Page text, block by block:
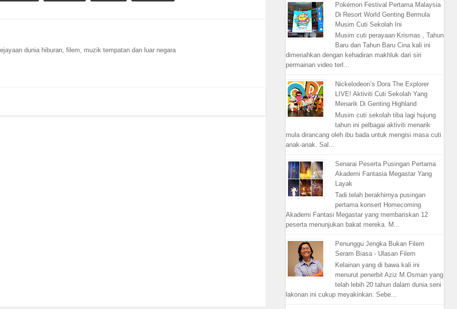
dunia hiburan, filem, muzik tempatan dan luar negara
Pokémon Festival Pertama Malaysia
Di Resort World Genting Bermula
Musim Cuti Sekolah Ini
Musim cuti perayaan Krismas , Tahun
Baru dan Tahun Baru Cina kali ini
dimeriahkan dengan kehadiran makhluk dari siri
permainan video terl...
Nickelodeon’s Dora The Explorer
LIVE! Aktiviti Cuti Sekolah Yang
Menarik Di Genting Highland
Musim cuti sekolah tiba lagi hujung
tahun ini pelbagai aktiviti menarik
mula dirancang oleh ibu bada untuk mengisi masa cuti
anak-anak. Sal...
Senarai Peserta Pusingan Pertama
Akademi Fantasia Megastar Yang
Layak
Tadi telah berakhirnya pusingan
pertama konsert Homecoming
Akademi Fantasi Megastar yang membariskan 12
peserta menunjukan bakat mereka. M...
Penunggu Jengka Bukan Filem
Seram Biasa - Ulasan Filem
Kelainan yang di bawa kali ini
menurut penerbit Aziz M.Osman yang
telah lebih 20 tahun dalam dunia seni
lakonan ini cukup meyakinkan. Sebe...